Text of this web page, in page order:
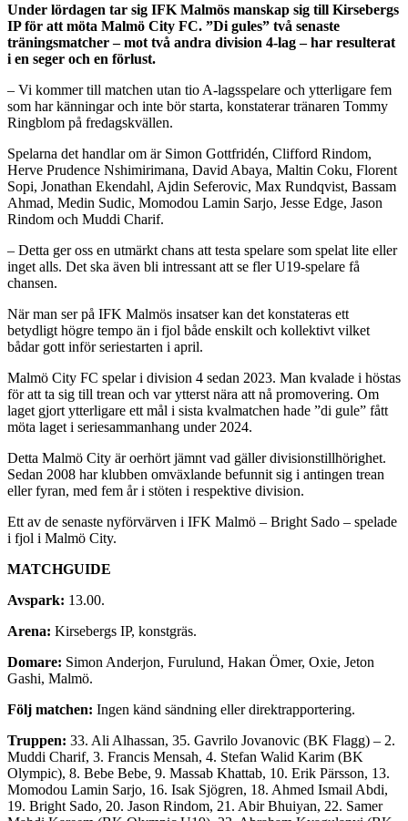
Under lördagen tar sig IFK Malmös manskap sig till Kirsebergs
IP för att möta Malmö City FC. ”Di gules” två senaste
träningsmatcher – mot två andra division 4-lag – har resulterat
i en seger och en förlust.
– Vi kommer till matchen utan tio A-lagsspelare och ytterligare fem
som har känningar och inte bör starta, konstaterar tränaren Tommy
Ringblom på fredagskvällen.
Spelarna det handlar om är Simon Gottfridén, Clifford Rindom,
Herve Prudence Nshimirimana, David Abaya, Maltin Coku, Florent
Sopi, Jonathan Ekendahl, Ajdin Seferovic, Max Rundqvist, Bassam
Ahmad, Medin Sudic, Momodou Lamin Sarjo, Jesse Edge, Jason
Rindom och Muddi Charif.
– Detta ger oss en utmärkt chans att testa spelare som spelat lite eller
inget alls. Det ska även bli intressant att se fler U19-spelare få
chansen.
När man ser på IFK Malmös insatser kan det konstateras ett
betydligt högre tempo än i fjol både enskilt och kollektivt vilket
bådar gott inför seriestarten i april.
Malmö City FC spelar i division 4 sedan 2023. Man kvalade i höstas
för att ta sig till trean och var ytterst nära att nå promovering. Om
laget gjort ytterligare ett mål i sista kvalmatchen hade ”di gule” fått
möta laget i seriesammanhang under 2024.
Detta Malmö City är oerhört jämnt vad gäller divisionstillhörighet.
Sedan 2008 har klubben omväxlande befunnit sig i antingen trean
eller fyran, med fem år i stöten i respektive division.
Ett av de senaste nyförvärven i IFK Malmö – Bright Sado – spelade
i fjol i Malmö City.
MATCHGUIDE
Avspark: 13.00.
Arena: Kirsebergs IP, konstgräs.
Domare: Simon Anderjon, Furulund, Hakan Ömer, Oxie, Jeton
Gashi, Malmö.
Följ matchen: Ingen känd sändning eller direktrapportering.
Truppen: 33. Ali Alhassan, 35. Gavrilo Jovanovic (BK Flagg) – 2.
Muddi Charif, 3. Francis Mensah, 4. Stefan Walid Karim (BK
Olympic), 8. Bebe Bebe, 9. Massab Khattab, 10. Erik Pärsson, 13.
Momodou Lamin Sarjo, 16. Isak Sjögren, 18. Ahmed Ismail Abdi,
19. Bright Sado, 20. Jason Rindom, 21. Abir Bhuiyan, 22. Samer